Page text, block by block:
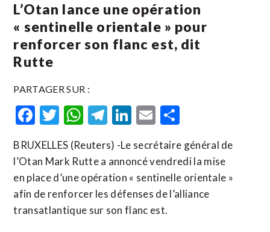
L’Otan lance une opération
« sentinelle orientale » pour
renforcer son flanc est, dit
Rutte
PARTAGER SUR :
Facebook
Twitter
WhatsApp
Telegram
LinkedIn
Email
BRUXELLES (Reuters) -Le secrétaire général de
l’Otan Mark Rutte a annoncé vendredi la mise
en place d’une opération « sentinelle orientale »
afin de renforcer les défenses de l’alliance
transatlantique sur son flanc est.